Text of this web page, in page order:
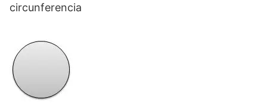
circunferencia